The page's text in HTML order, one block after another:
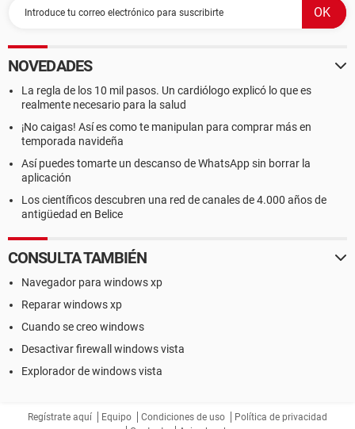
NOVEDADES
La regla de los 10 mil pasos. Un cardiólogo explicó lo que es
realmente necesario para la salud
¡No caigas! Así es como te manipulan para comprar más en
temporada navideña
Así puedes tomarte un descanso de WhatsApp sin borrar la
aplicación
Los científicos descubren una red de canales de 4.000 años de
antigüedad en Belice
CONSULTA TAMBIÉN
Navegador para windows xp
Reparar windows xp
Cuando se creo windows
Desactivar firewall windows vista
Explorador de windows vista
Regístrate aquí Equipo Condiciones de uso
Política de privacidad